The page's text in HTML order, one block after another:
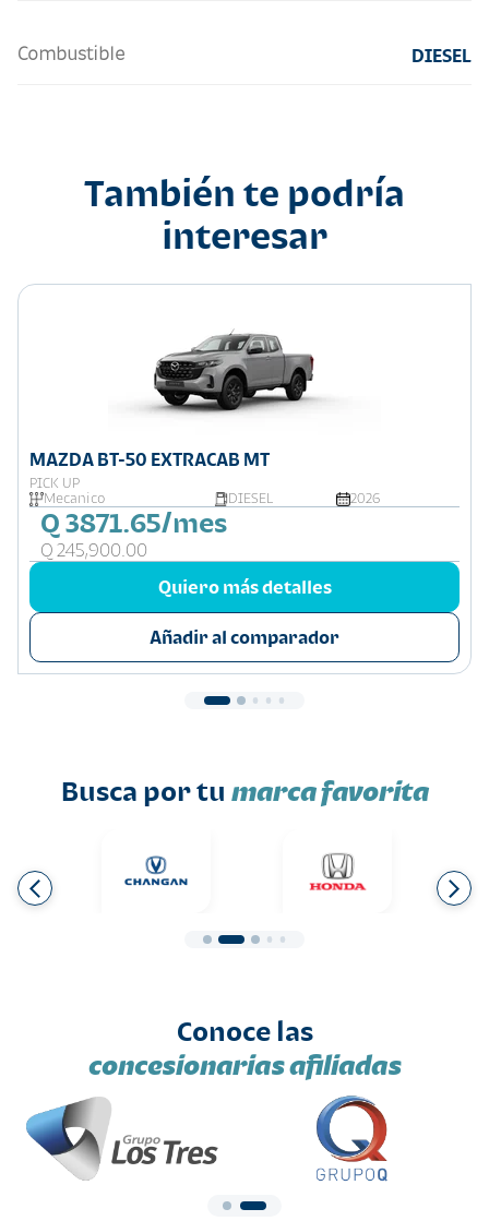
Combustible DIESEL
También te podría
interesar
MAZDA BT-50 EXTRACAB MT
PICK UP
Mecanico
DIESEL 2026
Q 3871.65/mes
Q 245,900.00
Quiero más detalles
Añadir al comparador
Busca por tu marca favorita
Conoce las
concesionarias afiliadas